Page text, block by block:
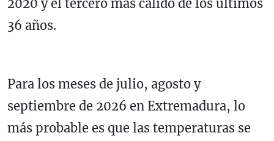
2020 y el tercero más cálido de los últimos
36 años.
Para los meses de julio, agosto y
septiembre de 2026 en Extremadura, lo
más probable es que las temperaturas se